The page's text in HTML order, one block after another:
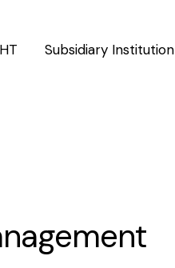
Subsidiary Institution